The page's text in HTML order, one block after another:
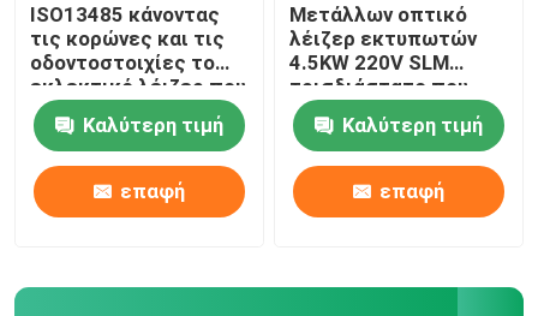
ISO13485 κάνοντας
τις κορώνες και τις
οδοντοστοιχίες το
εκλεκτικό λέιζερ που
λειώνει τον
τρισδιάστατο
εκτυπωτή Dual200
Καλύτερη τιμή
επαφή
Μετάλλων οπτικό
λέιζερ εκτυπωτών
4.5KW 220V SLM
τρισδιάστατο που
χαρακτηρίζει τη
μηχανήΚαλύτερη τιμή
επαφή